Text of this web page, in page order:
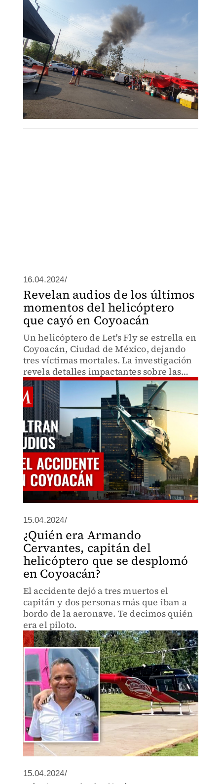
16.04.2024/
Revelan audios de los últimos
momentos del helicóptero
que cayó en Coyoacán
Un helicóptero de Let's Fly se estrella en
Coyoacán, Ciudad de México, dejando
tres víctimas mortales. La investigación
revela detalles impactantes sobre las
causas del accidente y las circunstancias
en las que ocurrió el trágico suceso.
15.04.2024/
¿Quién era Armando
Cervantes, capitán del
helicóptero que se desplomó
en Coyoacán?
El accidente dejó a tres muertos el
capitán y dos personas más que iban a
bordo de la aeronave. Te decimos quién
era el piloto.
15.04.2024/